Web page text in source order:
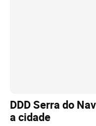
DDD Serra do
a cidade